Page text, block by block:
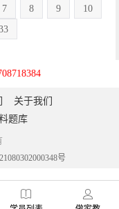
7 8 9
10
关于我们
题库
号